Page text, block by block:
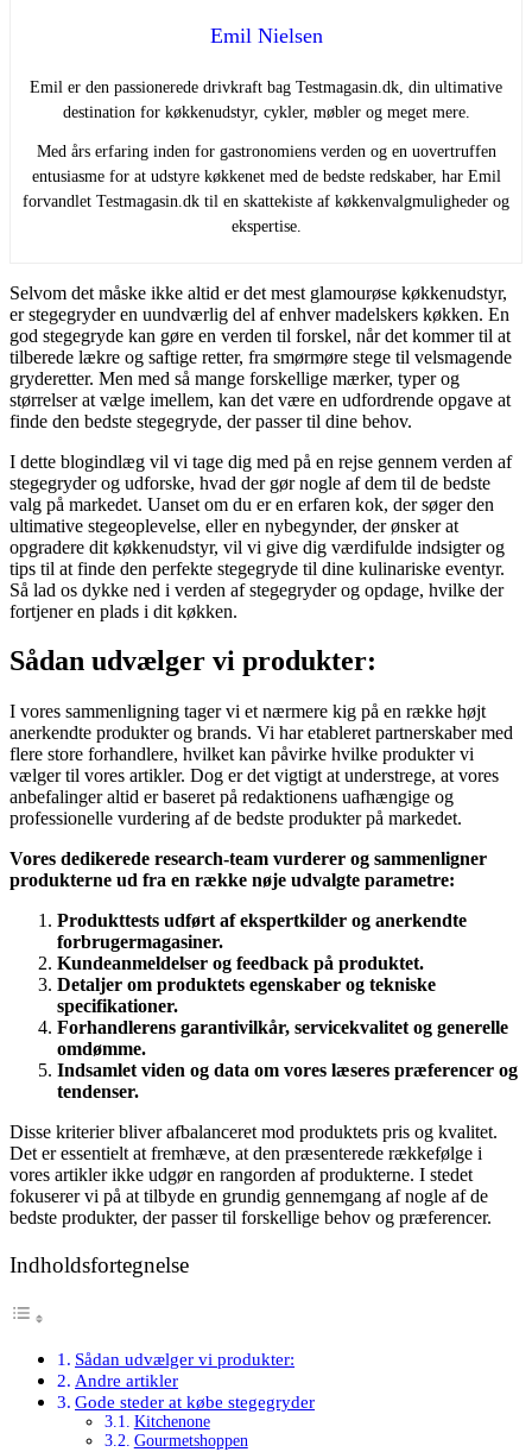
Emil Nielsen
Emil er den passionerede drivkraft bag Testmagasin.dk, din ultimative
destination for køkkenudstyr, cykler, møbler og meget mere.
Med års erfaring inden for gastronomiens verden og en uovertruffen
entusiasme for at udstyre køkkenet med de bedste redskaber, har Emil
forvandlet Testmagasin.dk til en skattekiste af køkkenvalgmuligheder og
ekspertise.
Selvom det måske ikke altid er det mest glamourøse køkkenudstyr,
er stegegryder en uundværlig del af enhver madelskers køkken. En
god stegegryde kan gøre en verden til forskel, når det kommer til at
tilberede lækre og saftige retter, fra smørmøre stege til velsmagende
gryderetter. Men med så mange forskellige mærker, typer og
størrelser at vælge imellem, kan det være en udfordrende opgave at
finde den bedste stegegryde, der passer til dine behov.
I dette blogindlæg vil vi tage dig med på en rejse gennem verden af
stegegryder og udforske, hvad der gør nogle af dem til de bedste
valg på markedet. Uanset om du er en erfaren kok, der søger den
ultimative stegeoplevelse, eller en nybegynder, der ønsker at
opgradere dit køkkenudstyr, vil vi give dig værdifulde indsigter og
tips til at finde den perfekte stegegryde til dine kulinariske eventyr.
Så lad os dykke ned i verden af stegegryder og opdage, hvilke der
fortjener en plads i dit køkken.
Sådan udvælger vi produkter:
I vores sammenligning tager vi et nærmere kig på en række højt
anerkendte produkter og brands. Vi har etableret partnerskaber med
flere store forhandlere, hvilket kan påvirke hvilke produkter vi
vælger til vores artikler. Dog er det vigtigt at understrege, at vores
anbefalinger altid er baseret på redaktionens uafhængige og
professionelle vurdering af de bedste produkter på markedet.
Vores dedikerede research-team vurderer og sammenligner
produkterne ud fra en række nøje udvalgte parametre:
Produkttests udført af ekspertkilder og anerkendte
forbrugermagasiner.
Kundeanmeldelser og feedback på produktet.
Detaljer om produktets egenskaber og tekniske
specifikationer.
Forhandlerens garantivilkår, servicekvalitet og generelle
omdømme.
Indsamlet viden og data om vores læseres præferencer og
tendenser.
Disse kriterier bliver afbalanceret mod produktets pris og kvalitet.
Det er essentielt at fremhæve, at den præsenterede rækkefølge i
vores artikler ikke udgør en rangorden af produkterne. I stedet
fokuserer vi på at tilbyde en grundig gennemgang af nogle af de
bedste produkter, der passer til forskellige behov og præferencer.
Indholdsfortegnelse
Sådan udvælger vi produkter:
Andre artikler
Gode steder at købe stegegryder
Kitchenone
Gourmetshoppen